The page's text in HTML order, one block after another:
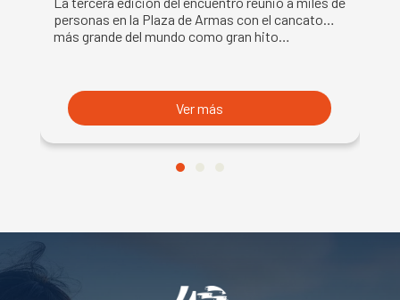
DE LA SEMANA DEL SALMÓN
personas en la Plaza de Armas con el cancato
más grande del mundo como gran hito…
Ver más